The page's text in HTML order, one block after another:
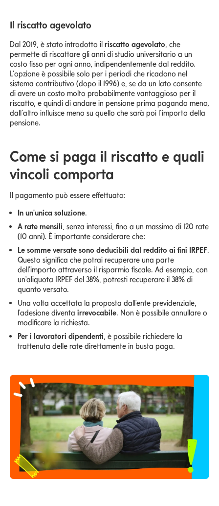
Il riscatto agevolato
Dal 2019, è stato introdotto il riscatto agevolato , che
permette di riscattare gli anni di studio universitario a un
costo fisso per ogni anno, indipendentemente dal reddito.
L’opzione è possibile solo per i periodi che ricadono nel
sistema contributivo (dopo il 1996) e, se da un lato consente
di avere un costo molto probabilmente vantaggioso per il
riscatto, e quindi di andare in pensione prima pagando meno,
dall’altro influisce meno su quello che sarà poi l’importo della
pensione.
Come si paga il riscatto e quali
vincoli comporta
Il pagamento può essere effettuato:
In un'unica soluzione.
A rate mensili , senza interessi, fino a un massimo di 120 rate
(10 anni). È importante considerare che:
Le somme versate sono deducibili dal reddito ai fini IRPEF.
Questo significa che potrai recuperare una parte
dell'importo attraverso il risparmio fiscale. Ad esempio, con
un'aliquota IRPEF del 38%, potresti recuperare il 38% di
quanto versato.
Una volta accettata la proposta dall'ente previdenziale,
l'adesione diventa irrevocabile. Non è possibile annullare o
modificare la richiesta.
Per i lavoratori dipendenti , è possibile richiedere la
trattenuta delle rate direttamente in busta paga.